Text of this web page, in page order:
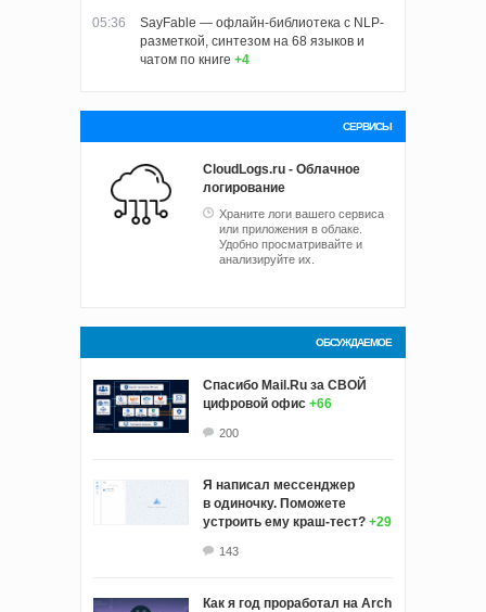
05:36
SayFable — офлайн-библиотека с NLP-
разметкой, синтезом на 68 языков и
чатом по книге +4
СЕРВИСЫ
CloudLogs.ru - Облачное
логирование
Храните логи вашего сервиса
или приложения в облаке.
Удобно просматривайте и
анализируйте их.
ОБСУЖДАЕМОЕ
Спасибо Mail.Ru за СВОЙ
цифровой офис +66
200
Я написал мессенджер
в одиночку. Поможете
устроить ему краш‑тест? +29
143
Как я год проработал на Arch